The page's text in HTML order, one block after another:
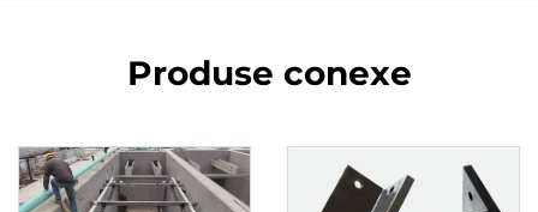
Produse conexe